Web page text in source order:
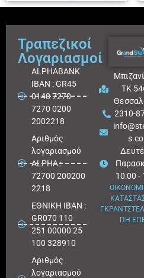
Τραπεζικοί
Λογαριασμοί
ALPHABANK
IBAN : GR45
0140 7270
7270 0200
2002218
Aριθμός
λογαριασμού
ALPHA :
72700 200200
2218
ΕΘΝΙΚΗ ΙΒΑΝ :
GR070 110
251 00000 25
100 328910
Αριθμός
λογαριασμού
ΤΚ
2310-
10:00 -
ΠΗ